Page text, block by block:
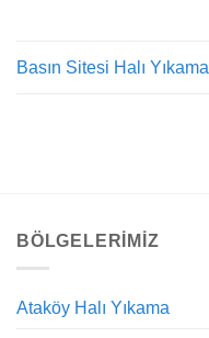
Basın Sitesi Halı Yıkama
BÖLGELERIMIZ
Ataköy Halı Yıkama